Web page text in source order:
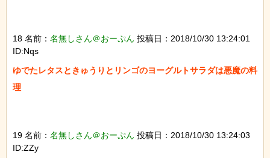
18 名前： 名無しさん＠おーぷん 投稿日：2018/10/30 13:24:01
ID:Nqs
ゆでたレタスときゅうりとリンゴのヨーグルトサラダは悪魔の料
理
19 名前： 名無しさん＠おーぷん 投稿日：2018/10/30 13:24:03
ID:ZZy